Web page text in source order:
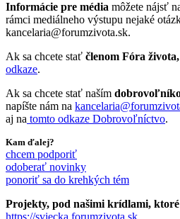
Informácie pre média môžete nájsť
rámci mediálneho výstupu nejaké
kancelaria@forumzivota.sk.
Ak sa chcete stať členom Fóra života,
odkaze.
Ak sa chcete stať naším
napíšte nám na
aj na tomto odkaze Dobrovoľníctvo.
Kam ďalej?
chcem podporiť
odoberať novinky
ponoriť sa do krehkých tém
Projekty, pod našimi krídlami,